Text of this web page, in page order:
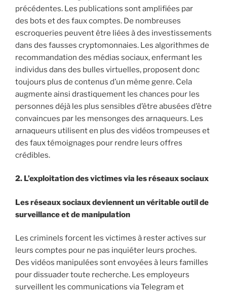
précédentes. Les publications sont amplifiées par
des bots et des faux comptes. De nombreuses
escroqueries peuvent être liées à des investissements
dans des fausses cryptomonnaies. Les algorithmes de
recommandation des médias sociaux, enfermant les
individus dans des bulles virtuelles, proposent donc
toujours plus de contenus d’un même genre. Cela
augmente ainsi drastiquement les chances pour les
personnes déjà les plus sensibles d’être abusées d’être
convaincues par les mensonges des arnaqueurs. Les
arnaqueurs utilisent en plus des vidéos trompeuses et
des faux témoignages pour rendre leurs offres
crédibles.
2. L’exploitation des victimes via les réseaux sociaux
Les réseaux sociaux deviennent un véritable outil de
surveillance et de manipulation
Les criminels forcent les victimes à rester actives sur
leurs comptes pour ne pas inquiéter leurs proches.
Des vidéos manipulées sont envoyées à leurs familles
pour dissuader toute recherche. Les employeurs
surveillent les communications via Telegram et